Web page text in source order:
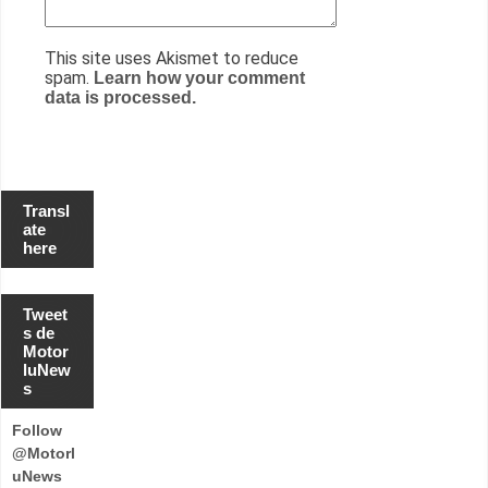
This site uses Akismet to reduce
spam. Learn how your comment
data is processed.
Transl
ate
here
Tweet
s de
Motor
luNew
s
Follow
@Motorl
uNews